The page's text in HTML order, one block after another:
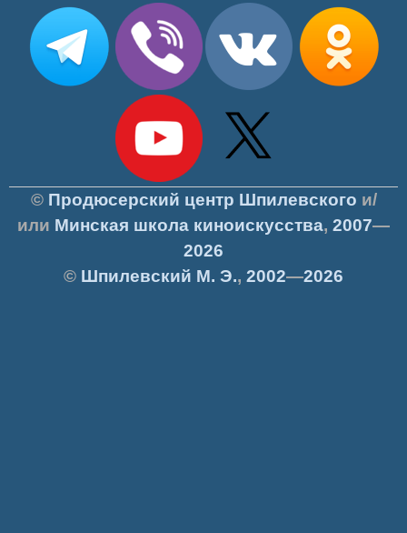
© Продюсерский центр Шпилевского и/
или Минская школа киноискусства, 2007—
2026
© Шпилевский М. Э., 2002—2026